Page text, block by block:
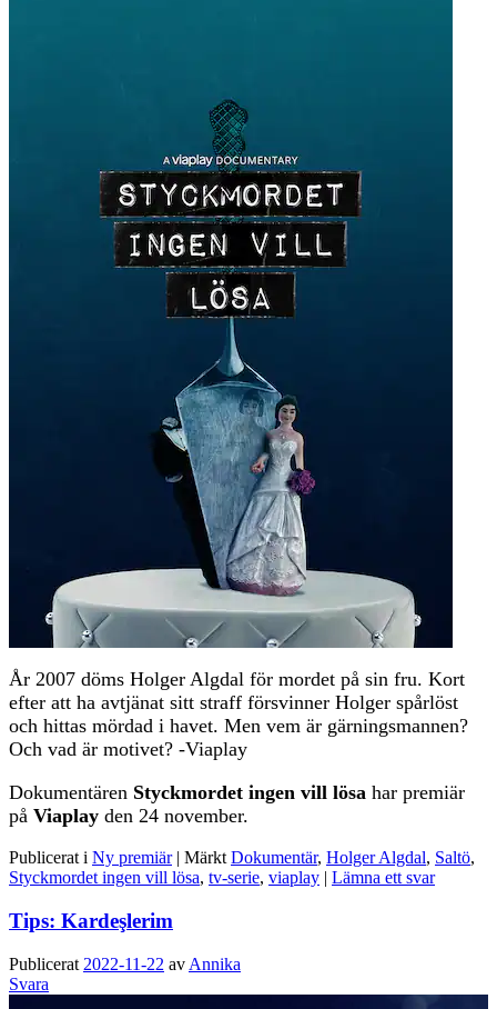
År 2007 döms Holger Algdal för mordet på sin fru. Kort
efter att ha avtjänat sitt straff försvinner Holger spårlöst
och hittas mördad i havet. Men vem är gärningsmannen?
Och vad är motivet? -Viaplay
Dokumentären Styckmordet ingen vill lösa har premiär
på Viaplay den 24 november.
Publicerat i Ny premiär | Märkt Dokumentär, Holger Algdal, Saltö,
Styckmordet ingen vill lösa, tv-serie, viaplay | Lämna ett svar
Tips: Kardeşlerim
Publicerat 2022-11-22 av Annika
Svara